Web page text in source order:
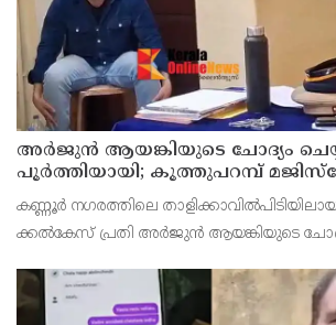
അര്‍ജുന്‍ ആയങ്കിയുടെ ചോദ്യം
പൂര്‍ത്തിയായി; കൂത്തുപറമ്പ്
ഹാജരാക്കും
കണ്ണൂർ നഗരത്തിലെ
ക്കൽകേസ് പ്രതി അര്‍ജുന്‍ ആയങ്കിയുടെ